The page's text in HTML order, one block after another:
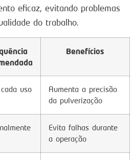
eficaz, evitando problemas
do trabalho.
Benefícios
uso
Aumenta a precisão
da pulverização
Evita falhas durante
a operação